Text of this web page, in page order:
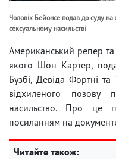
Чоловік Бейонсе подав до суду
сексуальному насильстві
Американський репер
якого Шон Картер,
Бузбі, Девіда Фортні
відхиленого позову
насильство. Про це
посиланням на
Читайте також: